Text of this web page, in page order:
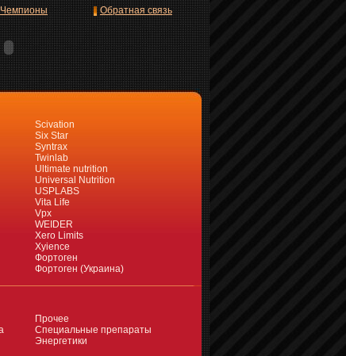
Чемпионы Обратная связь
Scivation
Six Star
Syntrax
Twinlab
Ultimate nutrition
Universal Nutrition
USPLABS
Vita Life
Vpx
WEIDER
Xero Limits
Xyience
Фортоген
Фортоген (Украина)
Прочее
Специальные препараты
Энергетики